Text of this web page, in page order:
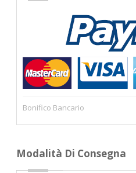
Bonifico Bancario
Modalità Di Consegna